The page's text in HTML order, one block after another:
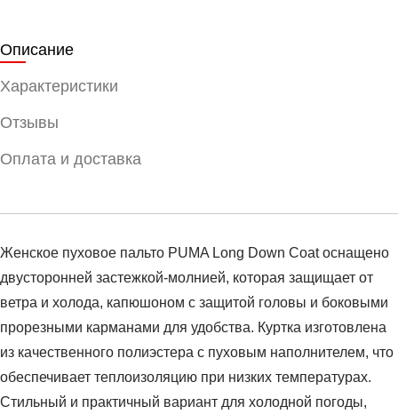
Описание
Характеристики
Отзывы
Оплата и доставка
Женское пуховое пальто PUMA Long Down Coat оснащено
двусторонней застежкой-молнией, которая защищает от
ветра и холода, капюшоном с защитой головы и боковыми
прорезными карманами для удобства. Куртка изготовлена
из качественного полиэстера с пуховым наполнителем, что
обеспечивает теплоизоляцию при низких температурах.
Стильный и практичный вариант для холодной погоды,